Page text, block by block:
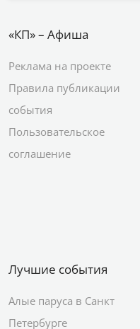
«КП» – Афиша
Реклама на проекте
Правила публикации
события
Пользовательское
соглашение
Лучшие события
Алые паруса в Санкт
Петербурге